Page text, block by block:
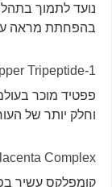
נועד לתמוך
בהפחתת מראה
Tripeptide-1
פפטיד מוכר
וחלק יותר של
Complex
קומפלקס עשיר